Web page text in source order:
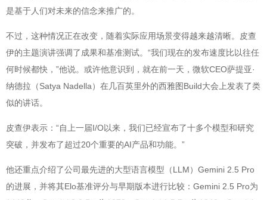
是基于人们对未来的信念来推广的。
不过，这种情况正在改变，随着实际应用场景变得越来越清晰。皮查
伊的主题演讲强调了成果和基准测试。“我们现在的发布速度比以往任
何时候都快，”他说。或许他意识到，就在前一天，微软CEO萨提亚·
纳德拉（Satya Nadella）在几百英里外的西雅图Build大会上发表了类
似的讲话。
皮查伊表示：“自上一届I/O以来，我们已经宣布了十多个模型和研究
突破，并发布了超过20个重要的AI产品和功能。”
他还重点介绍了公司最先进的大型语言模型（LLM）Gemini 2.5 Pro
的进展，并将其Elo基准评分与早期版本进行比较：Gemini 2.5 Pro为